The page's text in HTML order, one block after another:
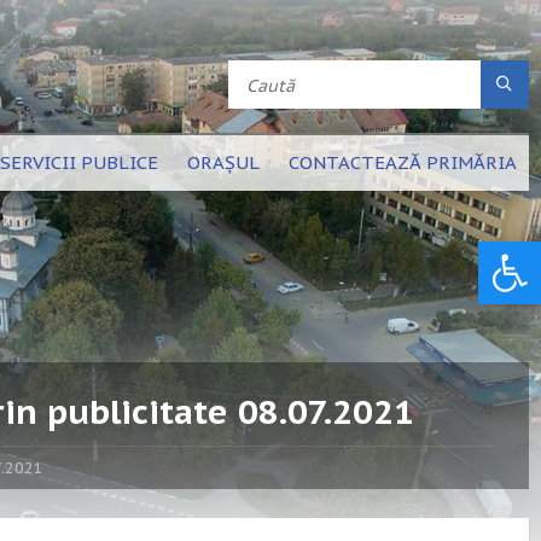
SERVICII PUBLICE ORAȘUL CONTACTEAZĂ PRIMĂRIA
publicitate 08.07.2021
Deschide bara de unelte